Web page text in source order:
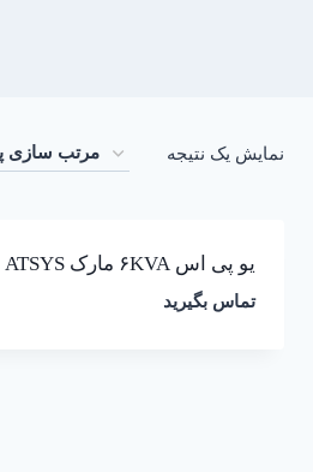
نمایش یک نتیجه
یو پی اس ۶KVA مارک ATSYS ایتالیا – UPS 6KVA
تماس بگیرید